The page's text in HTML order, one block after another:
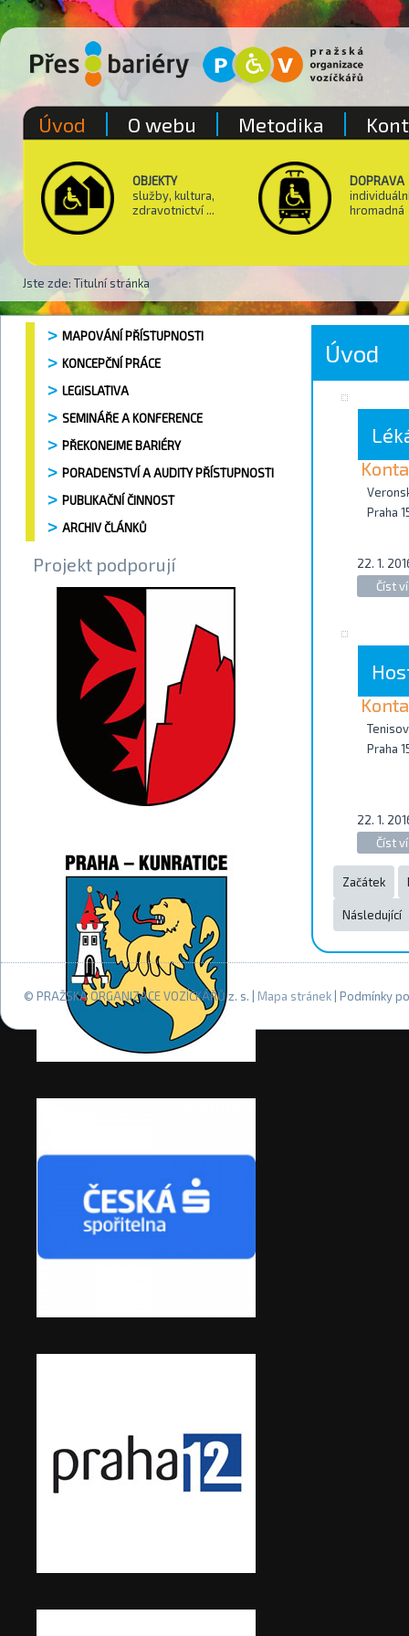
OBJEKTY
služby, kultura,
zdravotnictví ...
DOPRAVA
hromadná
Jste zde: Titulní stránka
Úvod O webu Metodika
MAPOVÁNÍ PŘÍSTUPNOSTI
KONCEPČNÍ PRÁCE
LEGISLATIVA
SEMINÁŘE A KONFERENCE
PŘEKONEJME BARIÉRY
PORADENSTVÍ A AUDITY PŘÍSTUPNOSTI
PUBLIKAČNÍ ČINNOST
ARCHIV ČLÁNKŮ
Projekt podporují
Úvod
Praha
22. 1.
Číst
Praha
22. 1.
Číst
Začátek
Následující
© PRAŽSKÁ ORGANIZACE VOZÍČKÁŘŮ z. s. | Mapa stránek | Podmínky